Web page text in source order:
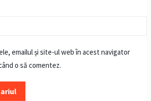
emailul și site-ul web în acest navigator
o să comentez.